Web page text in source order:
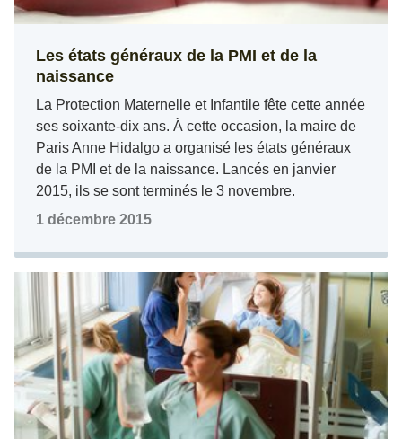
Les états généraux de la PMI et de la
naissance
La Protection Maternelle et Infantile fête cette année
ses soixante-dix ans. À cette occasion, la maire de
Paris Anne Hidalgo a organisé les états généraux
de la PMI et de la naissance. Lancés en janvier
2015, ils se sont terminés le 3 novembre.
1 décembre 2015